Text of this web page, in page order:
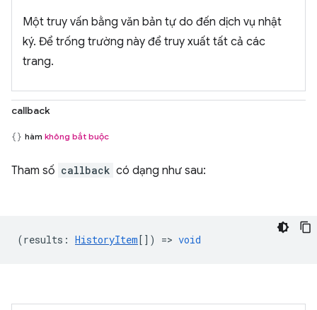
Một truy vấn bằng văn bản tự do đến dịch vụ nhật
ký. Để trống trường này để truy xuất tất cả các
trang.
callback
hàm không bắt buộc
Tham số callback có dạng như sau:
(results : HistoryItem[]) => void